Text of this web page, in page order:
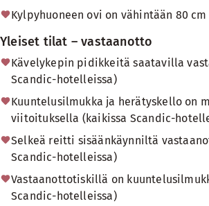
Kylpyhuoneen ovi on vähintään 80
Yleiset tilat – vastaanotto
Kävelykepin pidikkeitä saatavilla
Scandic-hotelleissa)
Kuuntelusilmukka ja herätyskello on
viitoituksella (kaikissa Scandic-
Selkeä reitti sisäänkäynniltä
Scandic-hotelleissa)
Vastaanottotiskillä on
Scandic-hotelleissa)